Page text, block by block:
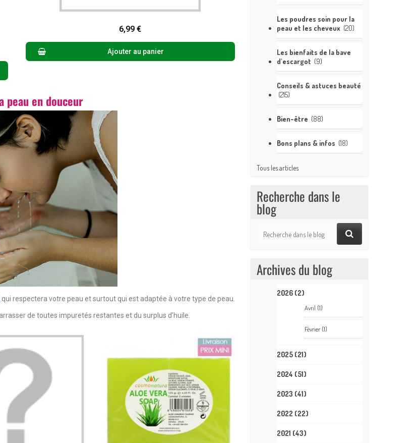
6,99 €
Ajouter au panier
peau en douceur
qui respectera votre peau et surtout qui est adaptée à votre type de peau.
de toutes impuretés restantes et du surplus d’huile.
Les poudres soin pour la
peau et les cheveux (20)
Les bienfaits de la bave
d'escargot (9)
Conseils & astuces beauté
(215)
Bien-être (88)
Bons plans & infos (18)
Tous les articles
Recherche dans le
blog
Archives du blog
2026 (2)
Avril (1)
Février(1)
2025 (21)
2024 (51)
2023 (41)
2022 (22)
2021 (43)